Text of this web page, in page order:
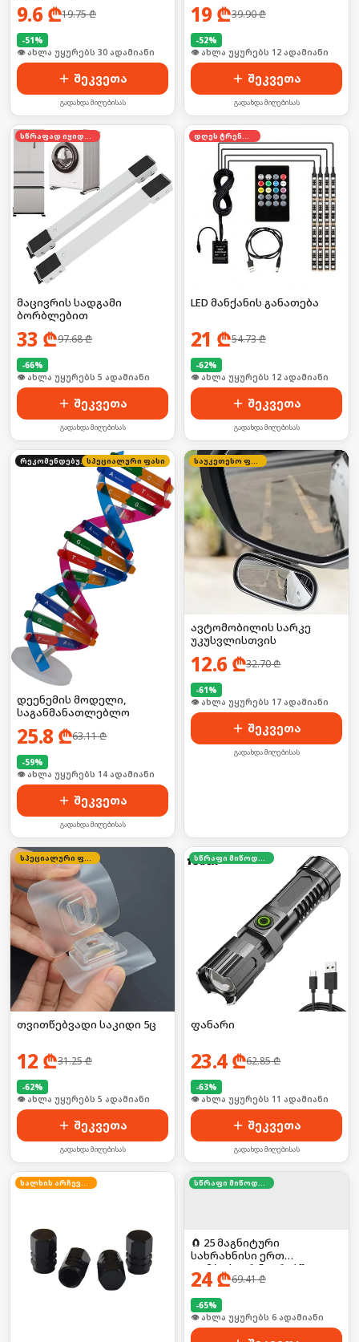
9.6 ₾19.75₾
-51%
🛒 ბოლო 24სთ-ში იყიდა 40-მა
შეკვეთა
გადახდა მიღებისას
19 ₾39.90₾
-52%
🛒 ბოლო 24სთ-ში იყიდა 15-მა
შეკვეთა
გადახდა მიღებისას
სწრაფად იყიდება
მაცივრის სადგამი
ბორბლებით
33 ₾97.68₾
-66%
🛒 ბოლო 24სთ-ში იყიდა 4-მა
შეკვეთა
გადახდა მიღებისას
დღეს ტრენდში
LED მანქანის განათება
21 ₾54.73₾
-62%
🛒 ბოლო 24სთ-ში იყიდა 18-მა
შეკვეთა
გადახდა მიღებისას
რეკომენდებულისპეციალური ფასი
დეენემის მოდელი,
საგანმანათლებლო
25.8 ₾63.11₾
-59%
🛒 ბოლო 24სთ-ში იყიდა 19-მა
შეკვეთა
გადახდა მიღებისას
საუკეთესო ფასი
ავტომობილის სარკე
უკუსვლისთვის
12.6 ₾32.70₾
-61%
🛒 ბოლო 24სთ-ში იყიდა 23-მა
შეკვეთა
გადახდა მიღებისას
სპეციალური ფასი
თვითწებვადი საკიდი 5ც
12 ₾31.25₾
-62%
🛒 ბოლო 24სთ-ში იყიდა 52-მა
შეკვეთა
გადახდა მიღებისას
სწრაფი მიწოდება
ფანარი
23.4₾62.85₾
-63%
🛒 ბოლო 24სთ-ში იყიდა 17-მა
შეკვეთა
გადახდა მიღებისას
ხალხის არჩევანი სწრაფი მიწოდება
🧲 25 მაგნიტური
სახრახნისი ერთ
კომპაქტურ ნაკრებში!
24₾69.41₾
-65%
🛒 ბოლო 24სთ-ში იყიდა 9-მა